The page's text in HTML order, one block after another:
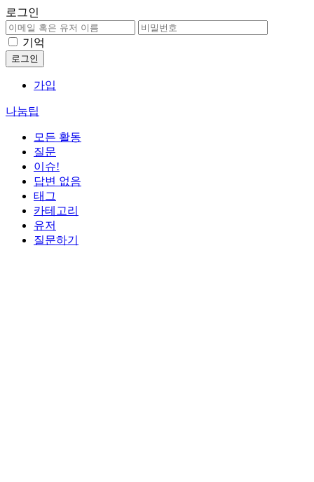
로그인
기억
가입
나눔팁
모든 활동
질문
이슈!
답변 없음
태그
카테고리
유저
질문하기